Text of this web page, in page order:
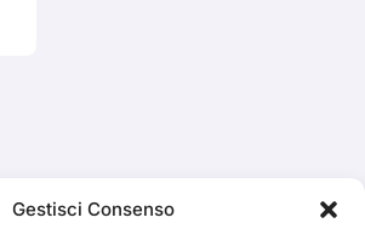
Gestisci Consenso